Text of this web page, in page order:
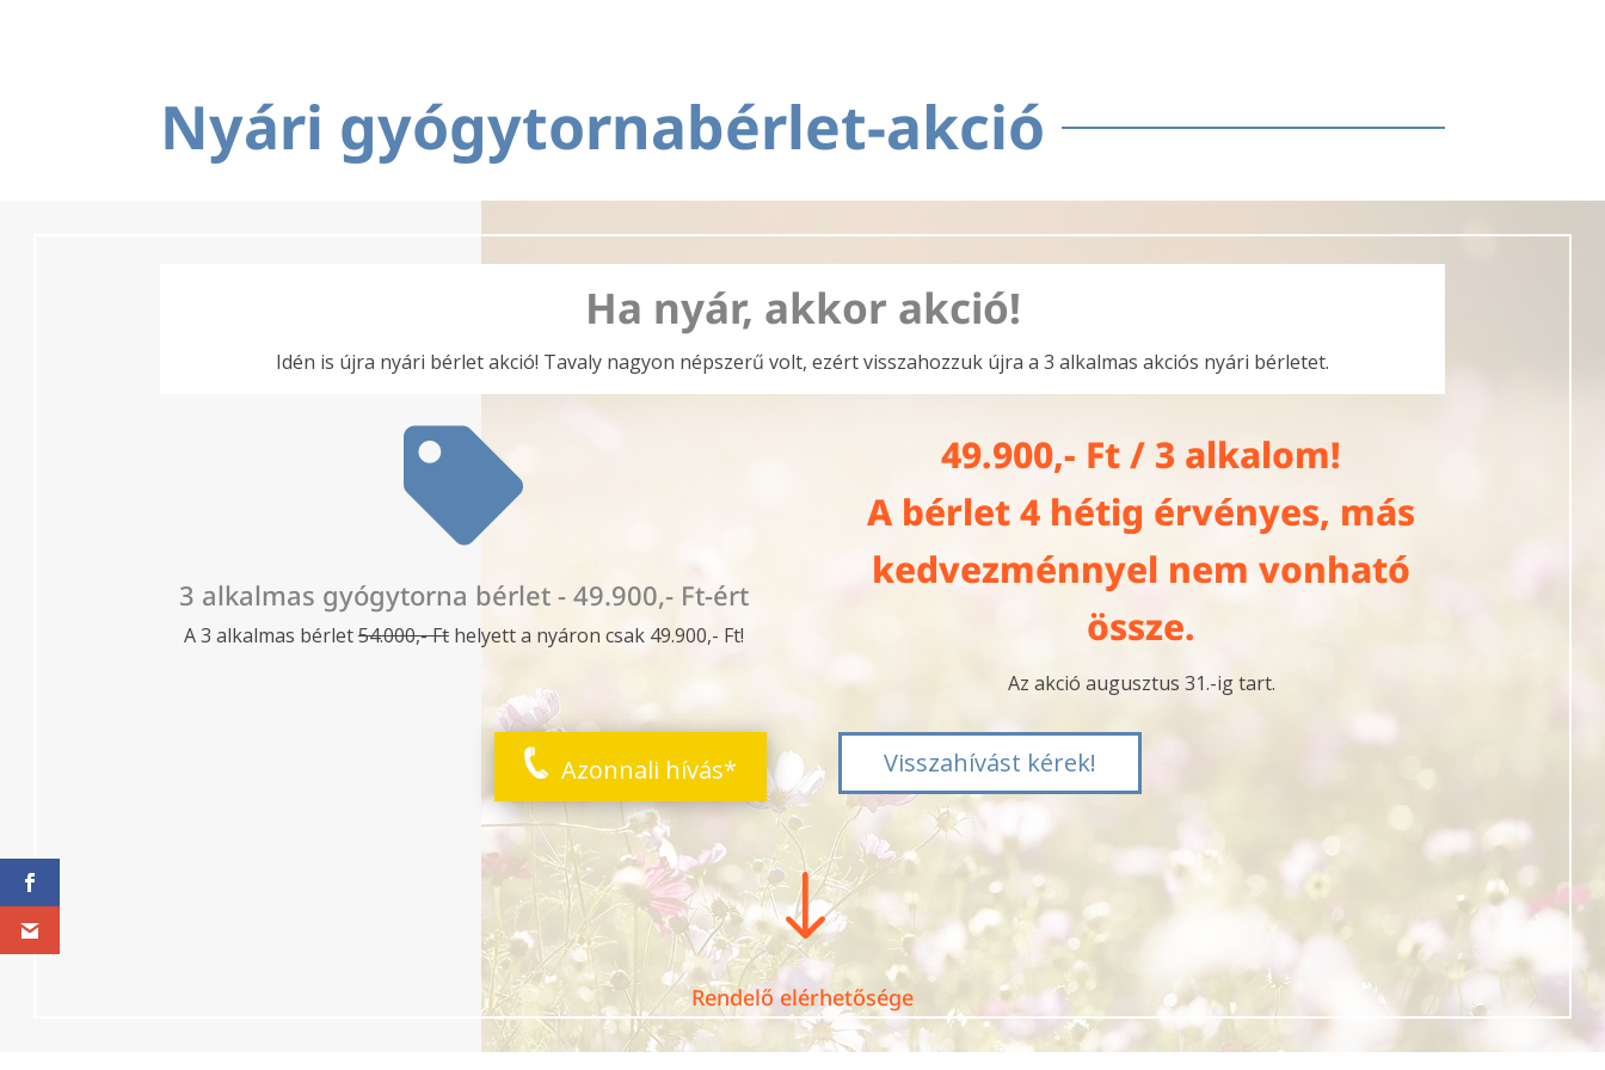
Nyári gyógytornabérlet-akció
Ha nyár, akkor akció!
Idén is újra nyári bérlet akció! Tavaly nagyon népszerű volt, ezért visszahozzuk újra a 3 alkalmas akciós nyári bérletet.

3 alkalmas gyógytorna bérlet - 49.900,- Ft-ért
A 3 alkalmas bérlet54.000,- Fthelyett a nyáron csak 49.900,- Ft!
49.900,- Ft / 3 alkalom!
A bérlet 4 hétig érvényes, más
kedvezménnyel nem vonható
össze.
Az akció augusztus 31.-ig tart.
Azonnali hívás* Visszahívást kérek!
"
Rendelő elérhetősége